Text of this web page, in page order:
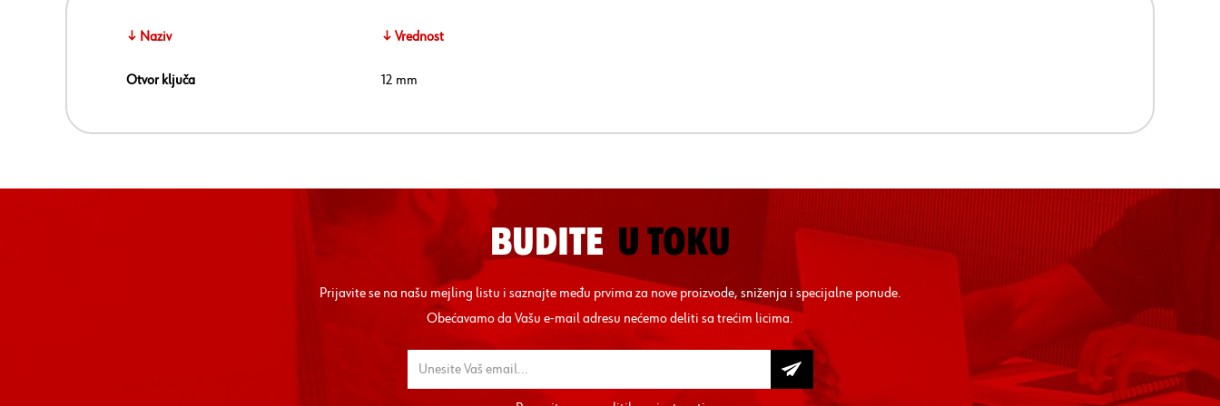
↓ Naziv ↓ Vrednost
Otvor ključa 12 mm
BUDITE U TOKU
Prijavite se na našu mejling listu i saznajte među prvima za nove proizvode, sniženja i specijalne ponude.
Obećavamo da Vašu e-mail adresu nećemo deliti sa trećim licima.